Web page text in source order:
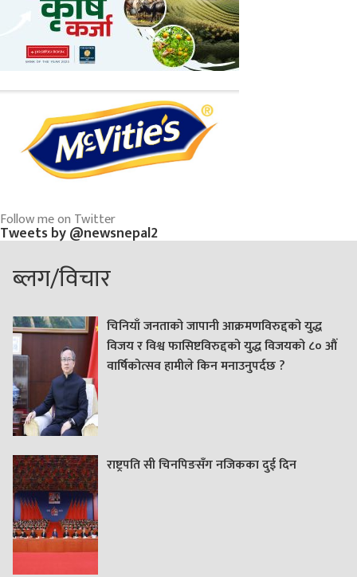
Follow me on Twitter
Tweets by @newsnepal2
ब्लग/विचार
चिनियाँ जनताको जापानी आक्रमणविरुद्दको युद्ध
विजय र विश्व फासिष्टविरुद्दको युद्ध विजयको ८० औं
वार्षिकोत्सव हामीले किन मनाउनुपर्दछ ?
राष्ट्रपति सी चिनपिङसँग नजिकका दुई दिन